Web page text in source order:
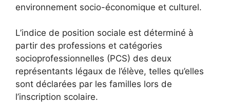
environnement socio-économique et culturel.
L’indice de position sociale est déterminé à
partir des professions et catégories
socioprofessionnelles (PCS) des deux
représentants légaux de l’élève, telles qu’elles
sont déclarées par les familles lors de
l’inscription scolaire.